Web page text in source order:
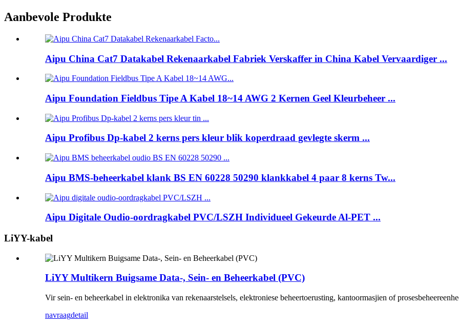
Aanbevole Produkte
Aipu China Cat7 Datakabel Rekenaarkabel Fabriek Verskaffer in China Kabel Vervaardiger ...
Aipu Foundation Fieldbus Tipe A Kabel 18~14 AWG 2 Kernen Geel Kleurbeheer ...
Aipu Profibus Dp-kabel 2 kerns pers kleur blik koperdraad gevlegte skerm ...
Aipu BMS-beheerkabel klank BS EN 60228 50290 klankkabel 4 paar 8 kerns Tw...
Aipu Digitale Oudio-oordragkabel PVC/LSZH Individueel Gekeurde Al-PET ...
LiYY-kabel
LiYY Multikern Buigsame Data-, Sein- en Beheerkabel (PVC)
Vir sein- en beheerkabel in elektronika van rekenaarstelsels, elektroniese beheertoerusting, kantoormasjien of
navraagdetail